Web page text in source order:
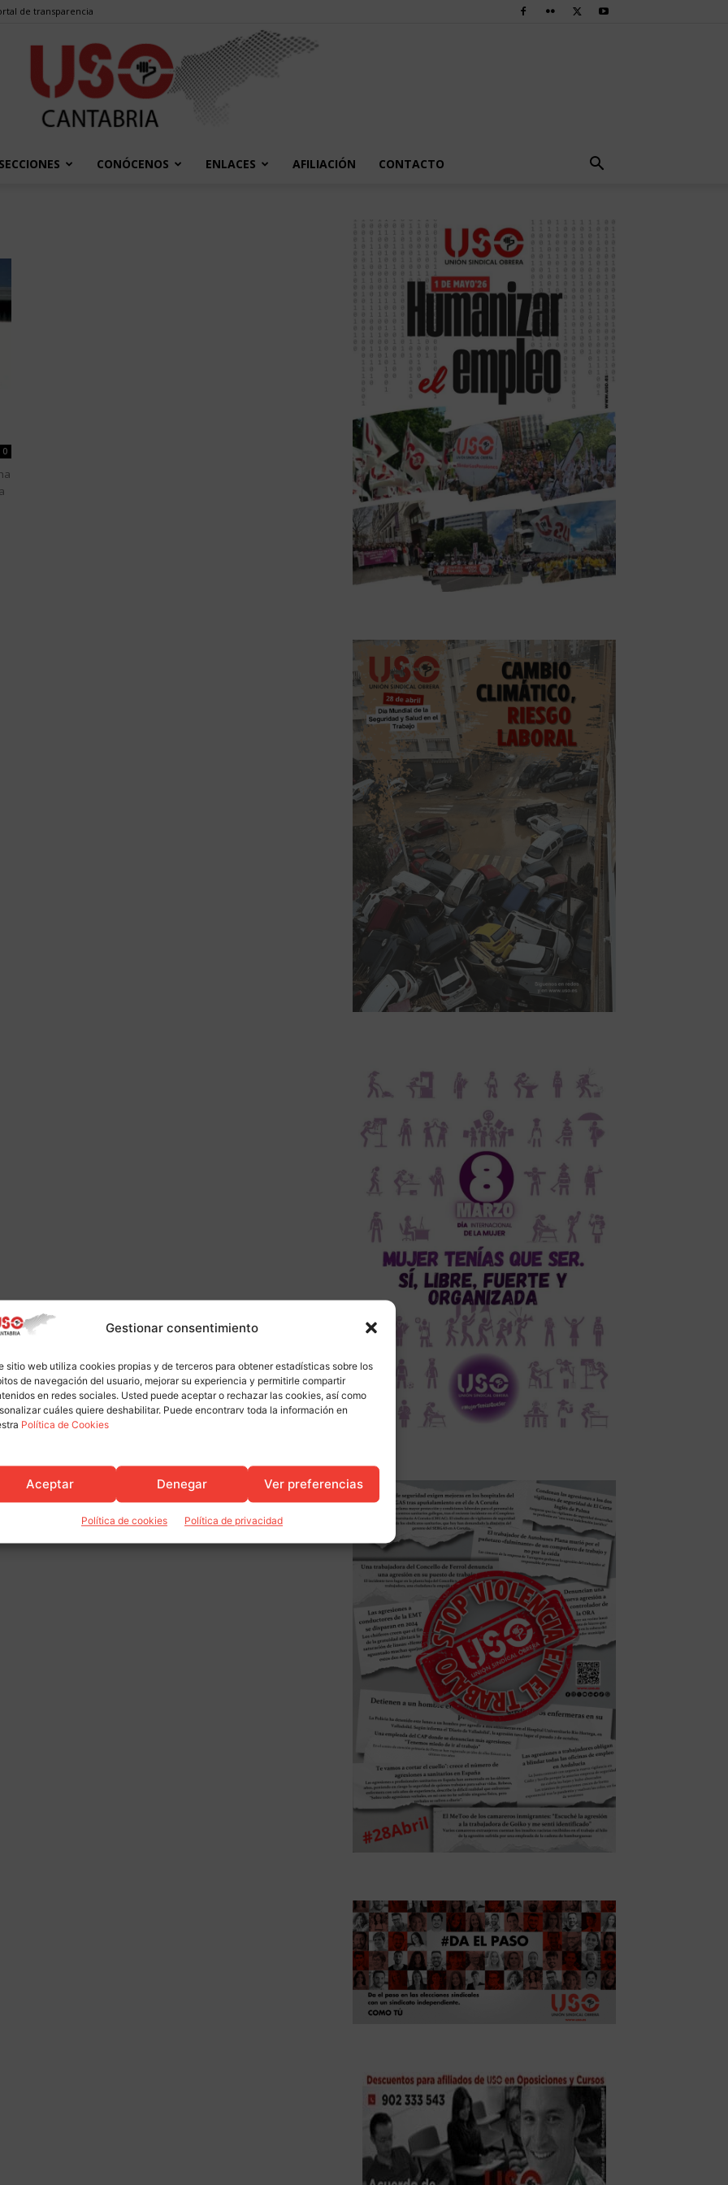
Gestionar consentimiento
sitio web utiliza cookies propias y de terceros para obtener estadísticas sobre los
de navegación del usuario, mejorar su experiencia y permitirle compartir
en redes sociales. Usted puede aceptar o rechazar las cookies, así como
cuáles quiere deshabilitar. Puede encontrarv toda la información en
Política de Cookies
Aceptar Denegar Ver preferencias
Política de cookies Política de privacidad
de transparencia
SECCIONES CONÓCENOS ENLACES AFILIACIÓN CONTACTO
0